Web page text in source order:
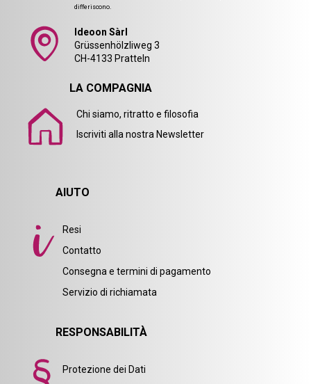
differiscono.
Ideoon Sàrl
Grüssenhölzliweg 3
CH-4133 Pratteln
LA COMPAGNIA
Chi siamo, ritratto e filosofia
Iscriviti alla nostra Newsletter
AIUTO
Resi
Contatto
Consegna e termini di pagamento
Servizio di richiamata
RESPONSABILITÀ
Protezione dei Dati